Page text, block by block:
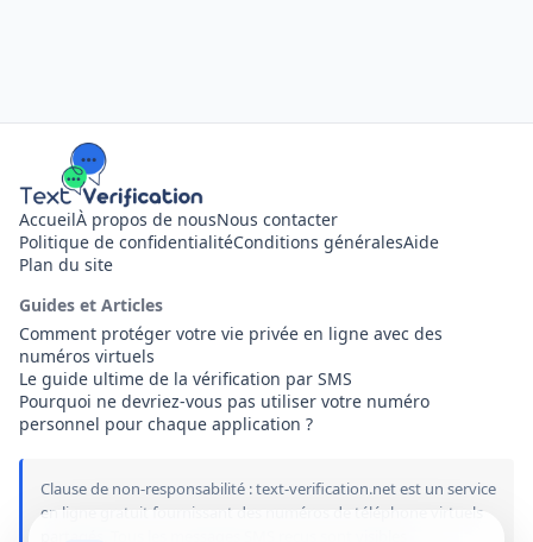
AccueilÀ propos de nousNous contacter
Politique de confidentialitéConditions généralesAide
Plan du site
Guides et Articles
Comment protéger votre vie privée en ligne avec des
numéros virtuels
Le guide ultime de la vérification par SMS
Pourquoi ne devriez-vous pas utiliser votre numéro
personnel pour chaque application ?
Clause de non-responsabilité : text-verification.net est un service
en ligne gratuit fournissant des numéros de téléphone virtuels